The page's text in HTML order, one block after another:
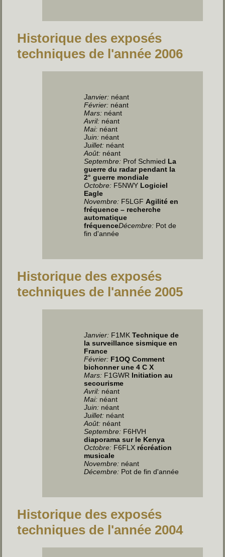
Historique des exposés
techniques de l'année 2006
Janvier: néant
Février: néant
Mars: néant
Avril: néant
Mai: néant
Juin: néant
Juillet: néant
Août: néant
Septembre: Prof Schmied La
guerre du radar pendant la
2° guerre mondiale
Octobre: F5NWY Logiciel
Eagle
Novembre: F5LGFAgilité en
fréquence – recherche
automatique
fréquenceDécembre: Pot de
fin d'année
Historique des exposés
techniques de l'année 2005
Janvier: F1MKTechnique de
la surveillance sismique en
France
Février: F1OQ Comment
bichonner une 4 C X
Mars: F1GWR Initiation au
secourisme
Avril: néant
Mai: néant
Juin: néant
Juillet: néant
Août: néant
Septembre: F6HVH
diaporama sur le Kenya
Octobre: F6FLX récréation
musicale
Novembre: néant
Décembre: Pot de fin d'année
Historique des exposés
techniques de l'année 2004